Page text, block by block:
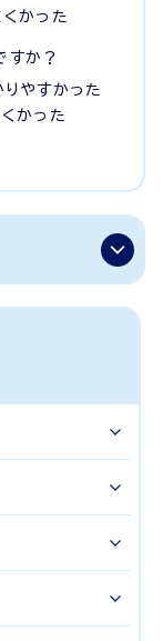
かった
すか？
やすかった
かった